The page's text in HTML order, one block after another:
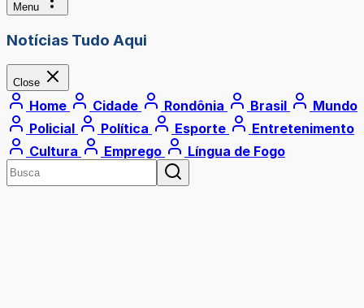
Menu
Notícias Tudo Aqui
Close
Home Cidade Rondônia Brasil
Mundo
Policial
Política Esporte
Entretenimento
Cultura
Emprego Língua de Fogo